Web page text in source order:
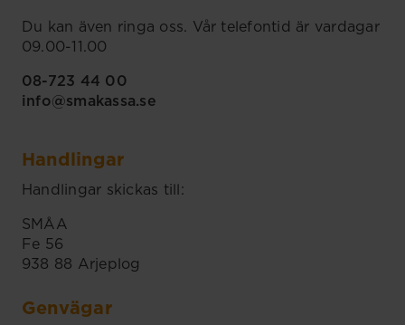
Du kan även ringa oss. Vår telefontid är vardagar
09.00-11.00
08-723 44 00
info@smakassa.se
Handlingar
Handlingar skickas till:
SMÅA
Fe 56
938 88 Arjeplog
Genvägar